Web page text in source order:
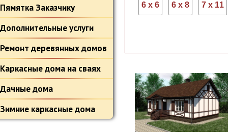
6 х 6 6 х 8 7 х 11
Пямятка Заказчику
Дополнительные услуги
Ремонт деревянных домов
Каркасные дома на сваях
Дачные дома
Зимние каркасные дома